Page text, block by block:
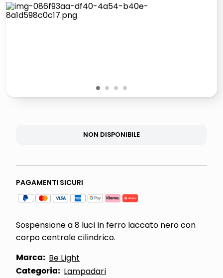
lucidatrice pavimenti
1 2 3 4
NON DISPONIBILE
PAGAMENTI SICURI
Sospensione a 8 luci in ferro laccato nero con
corpo centrale cilindrico.
Marca: Be Light
Categoria: Lampadari